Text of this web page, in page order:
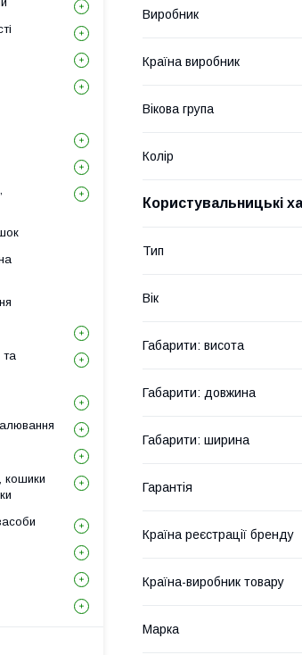
Виробник
Країна виробник
Вікова група
Колір
Користувальницькі
Тип
Вік
Габарити: висота
Габарити: довжина
Габарити: ширина
Гарантія
Країна реєстрації бренду
Країна-виробник товару
Марка
та
кошики